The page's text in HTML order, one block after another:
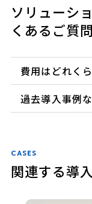
ソリューシ
くあるご質問
費用はどれく
過去導入事例
CASES
関連する導